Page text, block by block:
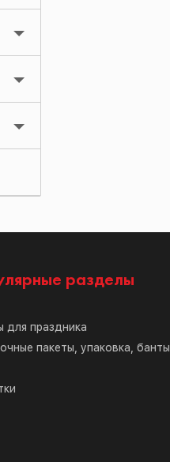
разделы
для праздника
пакеты, упаковка, банты